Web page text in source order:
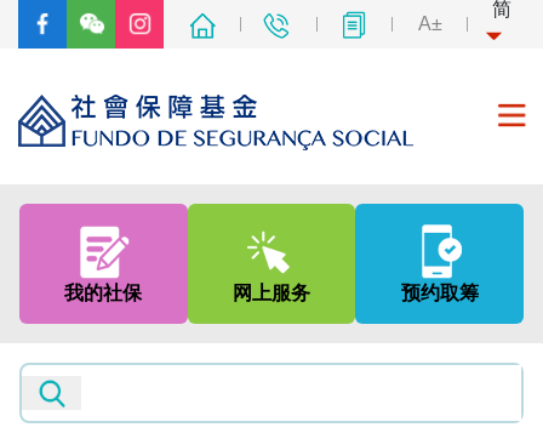
A±
简
关于我们
我的社保 网上服务 预约取筹